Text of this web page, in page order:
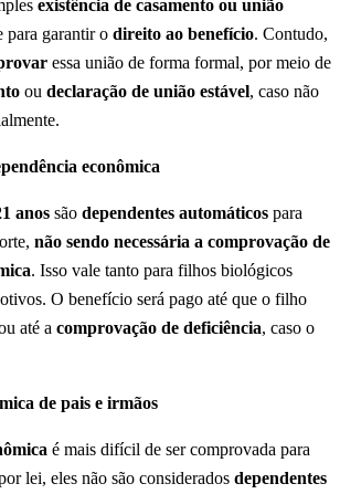
existência de casamento ou união
para garantir o direito ao benefício. Contudo,
essa união de forma formal, por meio de
ou declaração de união estável, caso não
econômica
anos são dependentes automáticos para
não sendo necessária a comprovação de
. Isso vale tanto para filhos biológicos
O benefício será pago até que o filho
até a comprovação de deficiência, caso o
de pais e irmãos
é mais difícil de ser comprovada para
lei, eles não são considerados dependentes